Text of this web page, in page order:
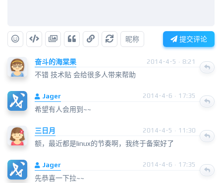
昵称 提交评论
奋斗的海棠果 2014-4-5 · 8:21
不错 技术贴 会给很多人带来帮助
Jager 2014-4-6 · 17:35
希望有人会用到~~
三日月 2014-4-5 · 11:30
额，最近都是linux的节奏啊，我终于备案好了
Jager 2014-4-6 · 17:35
先恭喜一下拉~~